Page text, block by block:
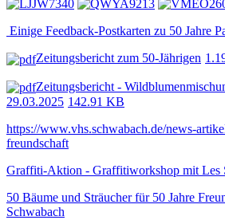
Einige Feedback-Postkarten zu 50 Jahre
Zeitungsbericht zum 50-Jährigen
Zeitungsbericht -
29.03.2025 142.91 KB
https://www.vhs.schwabach.de/news-
freundschaft
Graffiti-Aktion - Graffitiworkshop mit Les
50 Bäume und Sträucher für 50 Jahre
Schwabach